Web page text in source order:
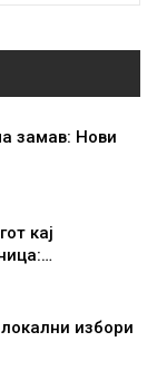
замав: Нови
кај
избори